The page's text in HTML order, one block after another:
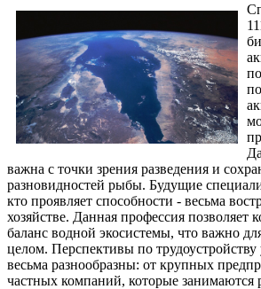
важна с точки зрения разведения и
разновидностей рыбы. Будущие
кто проявляет способности - весьма
хозяйстве. Данная профессия позволяет
баланс водной экосистемы, что важно
целом. Перспективы по трудоустройству
весьма разнообразны: от крупных
частных компаний, которые занимаются